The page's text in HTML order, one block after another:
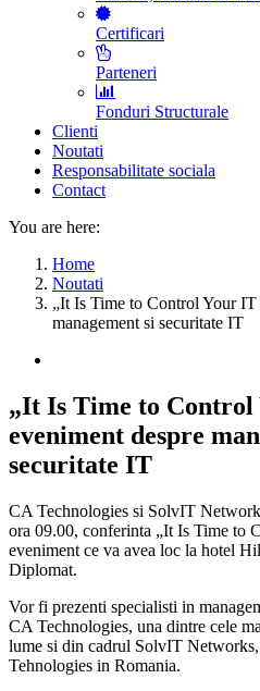
Certificari
Parteneri
Fonduri Structurale
Clienti
Noutati
Responsabilitate sociala
Contact
You are here:
Home
Noutati
„It Is Time to Control Your IT
management si securitate IT
„It Is Time to Control
eveniment despre
securitate IT
CA Technologies si SolvIT
ora 09.00, conferinta „It Is Time to
eveniment ce va avea loc la hotel
Diplomat.
Vor fi prezenti specialisti in
CA Technologies, una dintre cele
lume si din cadrul SolvIT
Tehnologies in Romania.